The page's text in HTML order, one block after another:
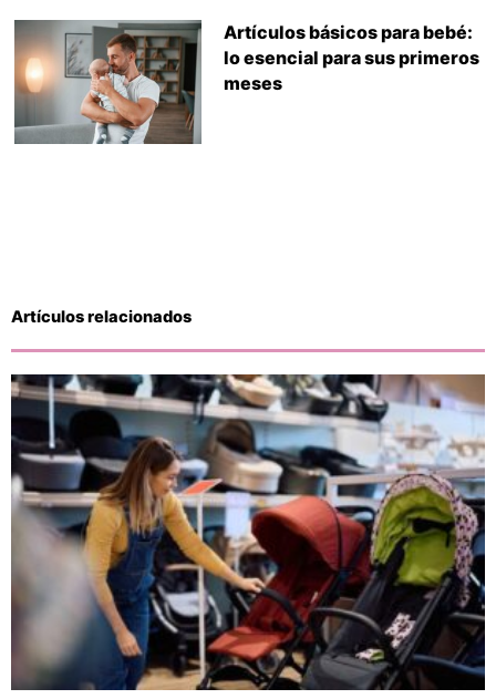
Artículos básicos para bebé:
lo esencial para sus primeros
meses
Artículos relacionados